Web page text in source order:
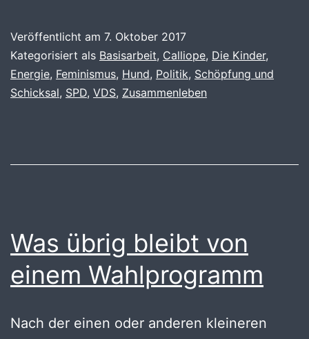
Veröffentlicht am 7. Oktober 2017
Kategorisiert als Basisarbeit, Calliope, Die Kinder,
Energie, Feminismus, Hund, Politik, Schöpfung und
Schicksal, SPD, VDS, Zusammenleben
Was übrig bleibt von
einem Wahlprogramm
Nach der einen oder anderen kleineren